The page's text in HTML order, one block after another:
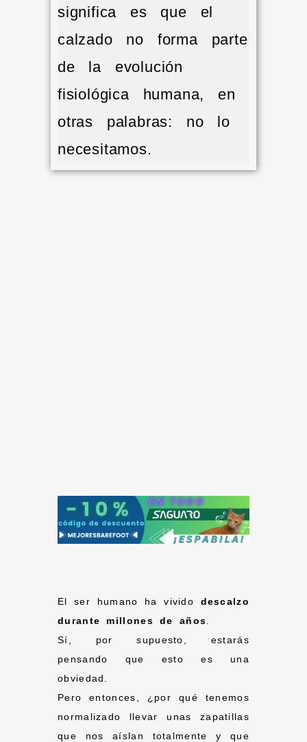
significa es que el
calzado no forma parte
de la evolución
fisiológica humana, en
otras palabras: no lo
necesitamos.
El ser humano ha vivido descalzo
durante millones de años
Sí, por supuesto, estarás
pensando que esto es una
obviedad.
Pero entonces, ¿por qué tenemos
normalizado llevar unas zapatillas
que nos aíslan totalmente y que